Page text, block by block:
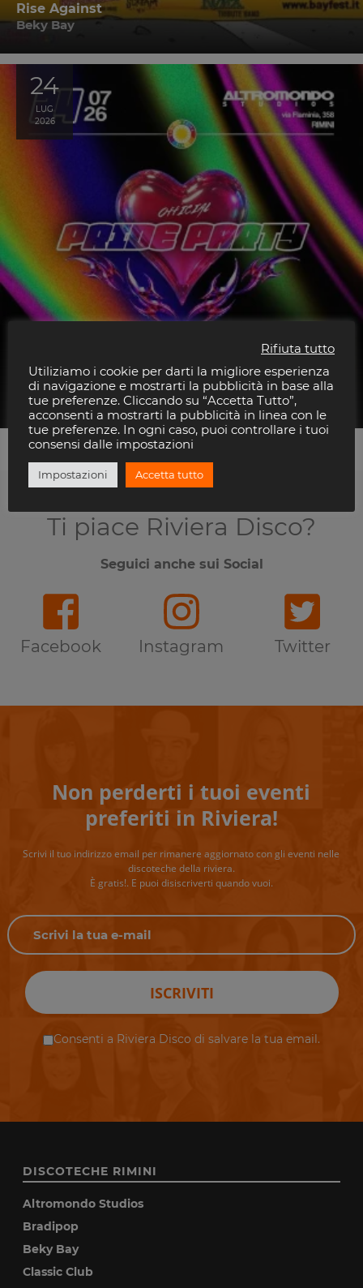
Rise Against
Beky Bay
24
LUG
2026
Queerup
Altromondo Studios
Ti piace Riviera Disco?
Seguici anche sui Social
Facebook Instagram Twitter
Non perderti i tuoi eventi
preferiti in Riviera!
Scrivi il tuo indirizzo email per rimanere aggiornato con gli eventi nelle
discoteche della riviera.
È gratis!. E puoi disiscriverti quando vuoi.
ISCRIVITI
Consenti a Riviera Disco di salvare la tua email.
DISCOTECHE RIMINI
Altromondo Studios
Bradipop
Beky Bay
Classic Club
Rifiuta tutto
Utiliziamo i cookie per darti la migliore esperienza
di navigazione e mostrarti la pubblicità in base alla
tue preferenze. Cliccando su “Accetta Tutto”,
acconsenti a mostrarti la pubblicità in linea con le
tue preferenze. In ogni caso, puoi controllare i tuoi
consensi dalle impostazioni
Impostazioni Accetta tutto